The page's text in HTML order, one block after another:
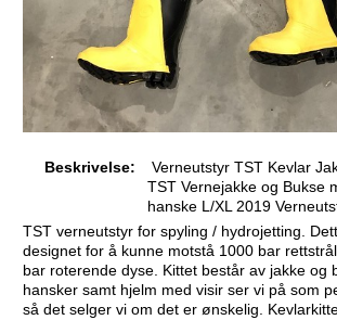
Beskrivelse:
Verneutstyr TST Kevlar
TST Vernejakke og Bukse
hanske L/XL 2019
TST verneutstyr for spyling / hydrojetting.
designet for å kunne motstå 1000 bar
bar roterende dyse. Kittet består av jakke og
hansker samt hjelm med visir ser vi på som
så det selger vi om det er ønskelig.